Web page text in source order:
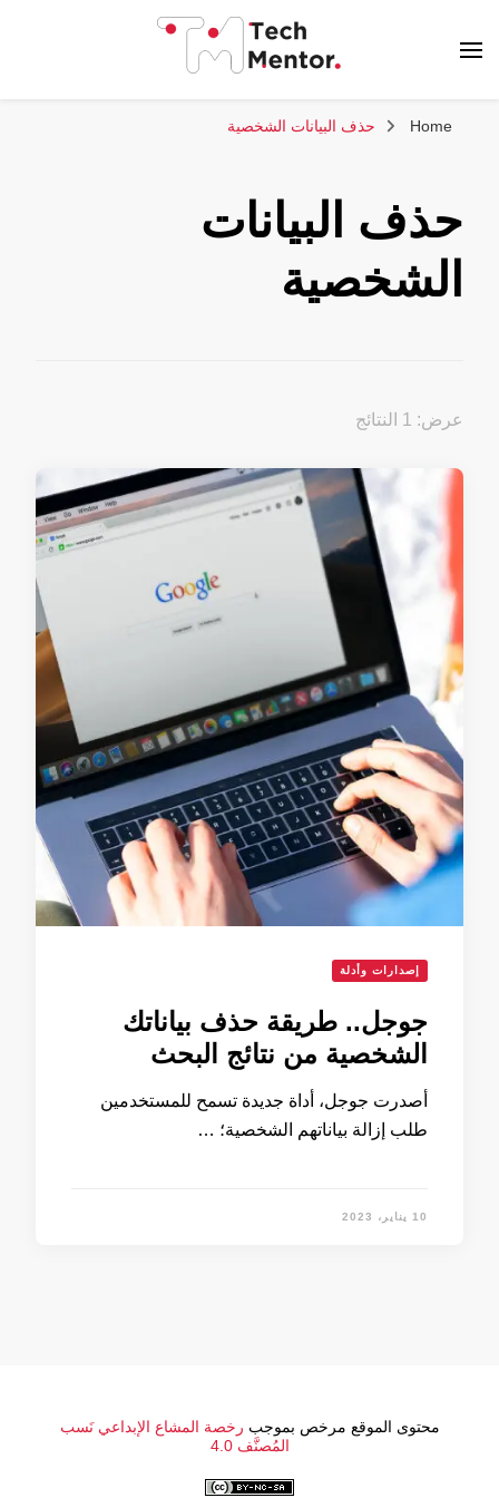
Home حذف البيانات الشخصية
حذف البيانات
الشخصية
عرض: 1 النتائج
إصدارات وأدلة
جوجل.. طريقة حذف بياناتك
الشخصية من نتائج البحث
أصدرت جوجل، أداة جديدة تسمح للمستخدمين
طلب إزالة بياناتهم الشخصية؛ …
10 يناير، 2023
محتوى الموقع مرخص بموجب رخصة المشاع الإبداعي نَسب
المُصنَّف 4.0